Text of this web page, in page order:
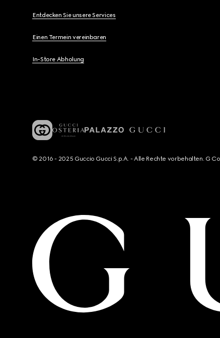
Entdecken Sie unsere Services
Einen Termein vereinbaren
In-Store Abholung
© 2016 - 2025 Guccio Gucci S.p.A. - Alle Rechte vorbehalten. G